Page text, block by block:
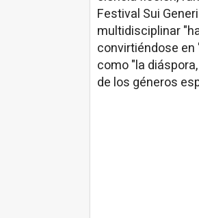
Festival Sui
multidisciplinar
convirtiéndose
como "la
de los géneros